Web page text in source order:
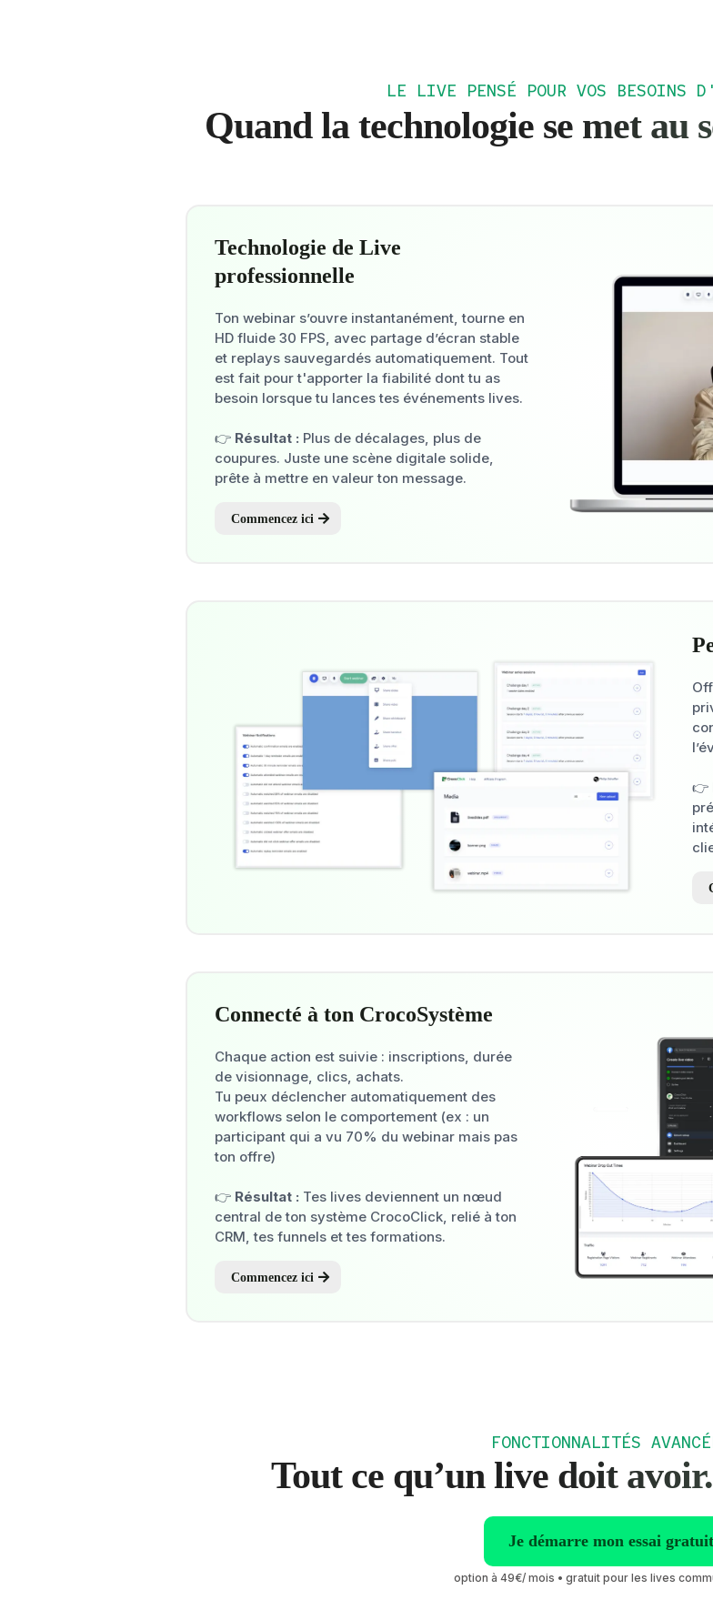
LE LIVE PENSÉ POUR VOS BESOINS
Quand la technologie se met au
Technologie de Live
professionnelle
Ton webinar s’ouvre instantanément, tourne en
HD fluide 30 FPS, avec partage d’écran stable
et replays sauvegardés automatiquement. Tout
est fait pour t'apporter la fiabilité dont tu as
besoin lorsque tu lances tes événements lives.
👉 Résultat : Plus de décalages, plus de
coupures. Juste une scène digitale solide,
prête à mettre en valeur ton message.
Commencez ici
👉
Connecté à ton CrocoSystème
Chaque action est suivie : inscriptions, durée
de visionnage, clics, achats.
Tu peux déclencher automatiquement des
workflows selon le comportement (ex : un
participant qui a vu 70% du webinar mais pas
ton offre)
👉 Résultat : Tes lives deviennent un nœud
central de ton système CrocoClick, relié à ton
CRM, tes funnels et tes formations.
Commencez ici
FONCTIONNALITÉS
Tout ce qu’un live doit
Je démarre mon essai gratuit
option à 49€/ mois • gratuit pour les lives